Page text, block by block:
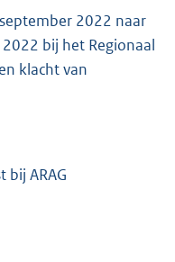
2022 naar
bij het Regionaal
klacht van
bij ARAG